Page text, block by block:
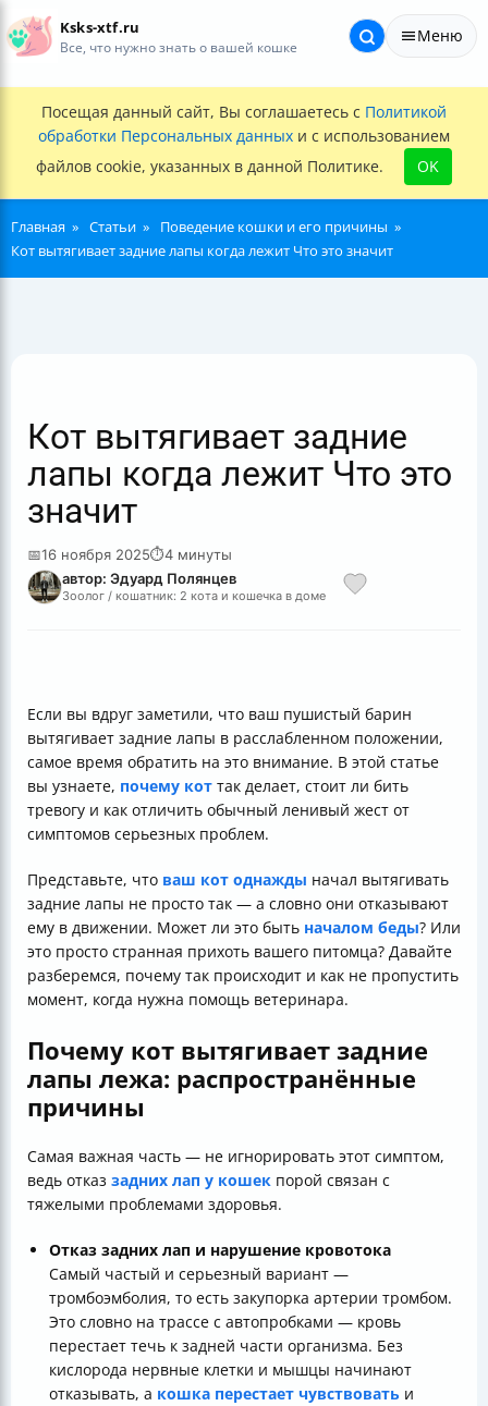
Ksks-xtf.ru
Все, что нужно знать о вашей кошке
Меню
Посещая данный сайт, Вы соглашаетесь с Политикой
обработки Персональных данных и с использованием
файлов cookie, указанных в данной Политике.
OK
Главная Статьи
Поведение кошки и его причины
Кот вытягивает задние лапы когда лежит Что это значит
Кот вытягивает задние
лапы когда лежит Что это
значит
📅16 ноября 2025⏱4 минуты
автор: Эдуард Полянцев
Зоолог / кошатник: 2 кота и кошечка в доме
Если вы вдруг заметили, что ваш пушистый барин
вытягивает задние лапы в расслабленном положении,
самое время обратить на это внимание. В этой статье
вы узнаете, почему кот так делает, стоит ли бить
тревогу и как отличить обычный ленивый жест от
симптомов серьезных проблем.
Представьте, что ваш кот однажды начал вытягивать
задние лапы не просто так — а словно они отказывают
ему в движении. Может ли это быть началом беды? Или
это просто странная прихоть вашего питомца? Давайте
разберемся, почему так происходит и как не пропустить
момент, когда нужна помощь ветеринара.
Почему кот вытягивает задние
лапы лежа: распространённые
причины
Самая важная часть — не игнорировать этот симптом,
ведь отказ задних лап у кошек порой связан с
тяжелыми проблемами здоровья.
Отказ задних лап и нарушение кровотока
Самый частый и серьезный вариант —
тромбоэмболия, то есть закупорка артерии тромбом.
Это словно на трассе с автопробками — кровь
перестает течь к задней части организма. Без
кислорода нервные клетки и мышцы начинают
отказывать, а кошка перестает чувствовать и